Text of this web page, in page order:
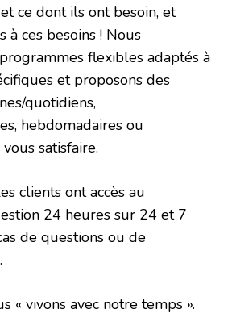
ce dont ils ont besoin, et
à ces besoins ! Nous
flexibles adaptés à
et proposons des
quotidiens,
hebdomadaires ou
satisfaire.
clients ont accès au
24 heures sur 24 et 7
de questions ou de
« vivons avec notre temps ».